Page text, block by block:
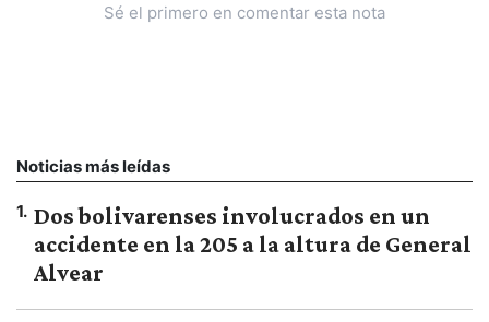
Sé el primero en comentar esta nota
Noticias más leídas
1. Dos bolivarenses involucrados en un
accidente en la 205 a la altura de General
Alvear